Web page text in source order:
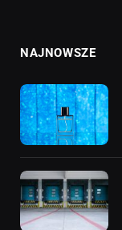
NAJNOWSZE